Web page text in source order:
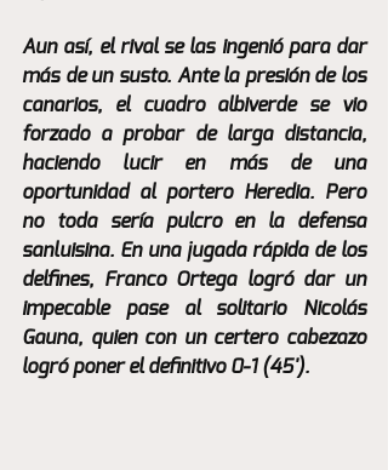
Aun así, el rival se las ingenió para dar
más de un susto. Ante la presión de los
canarios, el cuadro albiverde se vio
forzado a probar de larga distancia,
haciendo lucir en más de una
oportunidad al portero Heredia. Pero
no toda sería pulcro en la defensa
sanluisina. En una jugada rápida de los
delfines, Franco Ortega logró dar un
impecable pase al solitario Nicolás
Gauna, quien con un certero cabezazo
logró poner el definitivo 0-1 (45').